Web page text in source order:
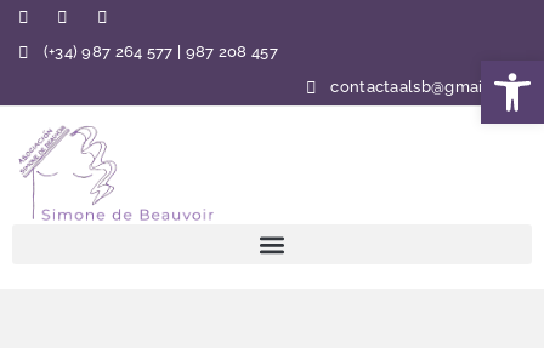
Abrir
(+34) 987 264 577 | 987 208 457
contactaalsb@gmail.com